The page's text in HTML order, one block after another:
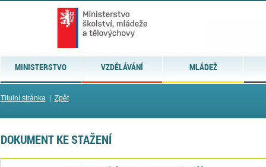
MINISTERSTVO VZDĚLÁVÁNÍ MLÁDEŽ
Titulní stránka| Zpět
DOKUMENT KE STAŽENÍ